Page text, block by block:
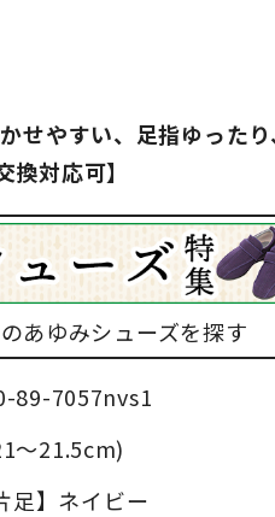
せやすい、足指ゆったり
対応可】
89-7057nvs1
～21.5cm)
足】ネイビー
あゆみシューズを探す